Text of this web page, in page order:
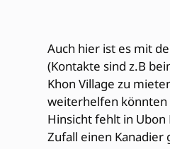
Auch hier ist es mit
(Kontakte sind z.B
Khon Village zu
weiterhelfen könnten
Hinsicht fehlt in
Zufall einen